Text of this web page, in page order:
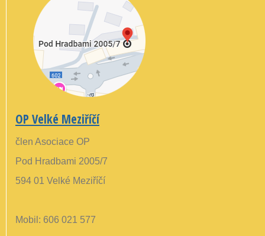
OP Velké Meziříčí
člen Asociace OP
Pod Hradbami 2005/7
594 01 Velké Meziříčí
Mobil: 606 021 577